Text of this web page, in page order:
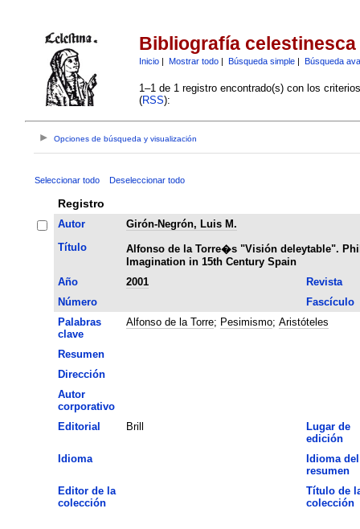
Bibliografía celestinesca
Inicio| Mostrar todo| Búsqueda simple| Búsqueda
1–1 de 1 registro encontrado(s) con los
(RSS):
Opciones de búsqueda y visualización
Seleccionar todo Deseleccionar todo
Registro
Autor
Girón-Negrón, Luis M.
Título
Alfonso de la Torre�s "Visión deleytable".
Imagination in 15th Century Spain
Año
2001
Revista
Número
Fascículo
Palabras
clave
Alfonso de la Torre; Pesimismo; Aristóteles
Resumen
Dirección
Autor
corporativo
Editorial
Brill
Lugar de
edición
Idioma
Idioma del
resumen
Editor de la
colección
Título de
colección